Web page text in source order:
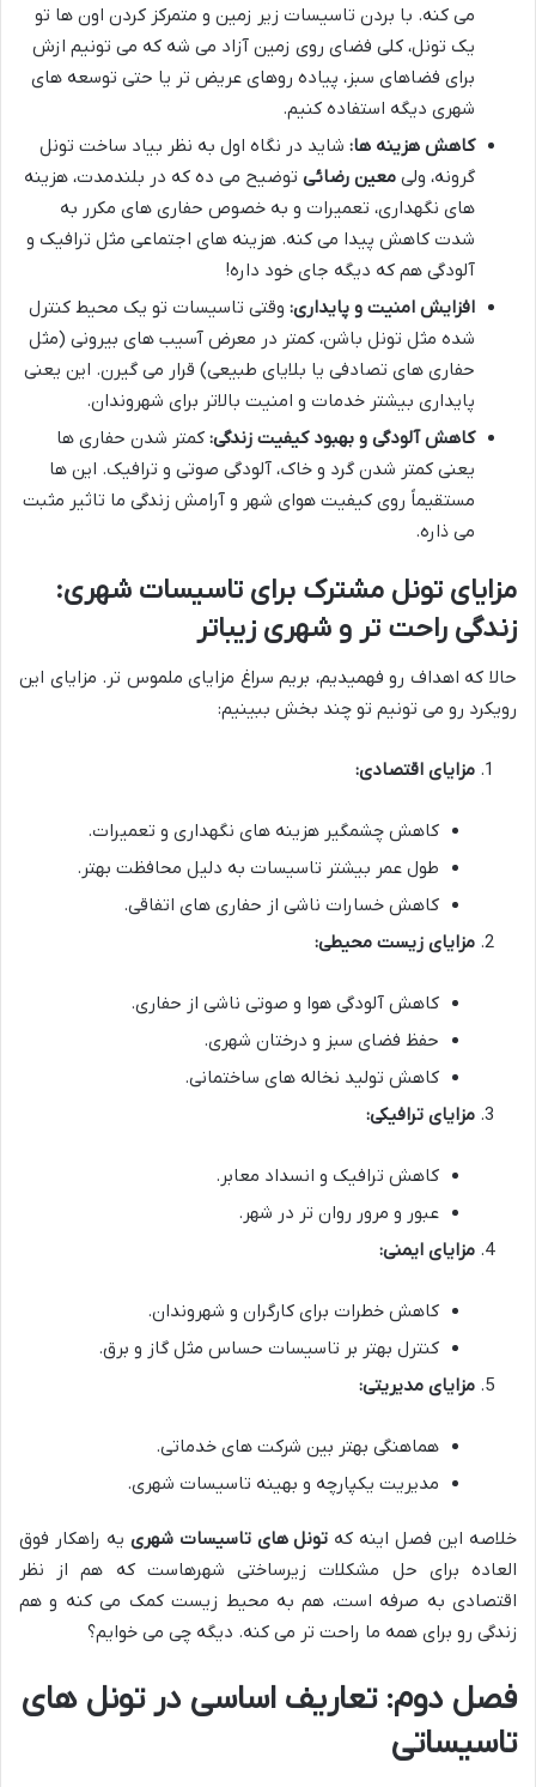
می کنه. با بردن تاسیسات زیر زمین و متمرکز کردن اون ها تو
یک تونل، کلی فضای روی زمین آزاد می شه که می تونیم ازش
برای فضاهای سبز، پیاده روهای عریض تر یا حتی توسعه های
شهری دیگه استفاده کنیم.
کاهش هزینه ها: شاید در نگاه اول به نظر بیاد ساخت تونل
گرونه، ولی معین رضائی توضیح می ده که در بلندمدت، هزینه
های نگهداری، تعمیرات و به خصوص حفاری های مکرر به
شدت کاهش پیدا می کنه. هزینه های اجتماعی مثل ترافیک و
آلودگی هم که دیگه جای خود داره!
افزایش امنیت و پایداری: وقتی تاسیسات تو یک محیط کنترل
شده مثل تونل باشن، کمتر در معرض آسیب های بیرونی (مثل
حفاری های تصادفی یا بلایای طبیعی) قرار می گیرن. این یعنی
پایداری بیشتر خدمات و امنیت بالاتر برای شهروندان.
کاهش آلودگی و بهبود کیفیت زندگی: کمتر شدن حفاری ها
یعنی کمتر شدن گرد و خاک، آلودگی صوتی و ترافیک. این ها
مستقیماً روی کیفیت هوای شهر و آرامش زندگی ما تاثیر مثبت
می ذاره.
مزایای تونل مشترک برای تاسیسات شهری:
زندگی راحت تر و شهری زیباتر
حالا که اهداف رو فهمیدیم، بریم سراغ مزایای ملموس تر. مزایای این
رویکرد رو می تونیم تو چند بخش ببینیم:
مزایای اقتصادی:
کاهش چشمگیر هزینه های نگهداری و تعمیرات.
طول عمر بیشتر تاسیسات به دلیل محافظت بهتر.
کاهش خسارات ناشی از حفاری های اتفاقی.
مزایای زیست محیطی:
کاهش آلودگی هوا و صوتی ناشی از حفاری.
حفظ فضای سبز و درختان شهری.
کاهش تولید نخاله های ساختمانی.
مزایای ترافیکی:
کاهش ترافیک و انسداد معابر.
عبور و مرور روان تر در شهر.
مزایای ایمنی:
کاهش خطرات برای کارگران و شهروندان.
کنترل بهتر بر تاسیسات حساس مثل گاز و برق.
مزایای مدیریتی:
هماهنگی بهتر بین شرکت های خدماتی.
مدیریت یکپارچه و بهینه تاسیسات شهری.
خلاصه این فصل اینه که تونل های تاسیسات شهری یه راهکار فوق
العاده برای حل مشکلات زیرساختی شهرهاست که هم از نظر
اقتصادی به صرفه است، هم به محیط زیست کمک می کنه و هم
زندگی رو برای همه ما راحت تر می کنه. دیگه چی می خوایم؟
فصل دوم: تعاریف اساسی در تونل های
تاسیساتی